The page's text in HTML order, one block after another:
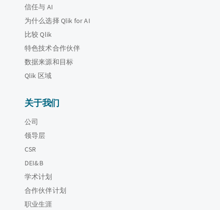
信任与 AI
为什么选择 Qlik for AI
比较 Qlik
特色技术合作伙伴
数据来源和目标
Qlik 区域
关于我们
公司
领导层
CSR
DEI&B
学术计划
合作伙伴计划
职业生涯